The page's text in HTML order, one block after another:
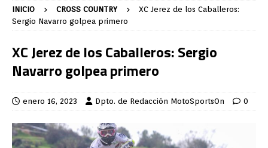
INICIO CROSS COUNTRY
XC Jerez de los Caballeros:
Sergio Navarro golpea primero
XC Jerez de los Caballeros: Sergio
Navarro golpea primero
enero 16, 2023 Dpto. de Redacción MotoSportsOn 0